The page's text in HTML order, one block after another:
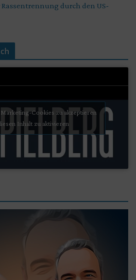
Rassentrennung durch den US-
Cookies zu akzeptieren
Inhalt zu aktivieren